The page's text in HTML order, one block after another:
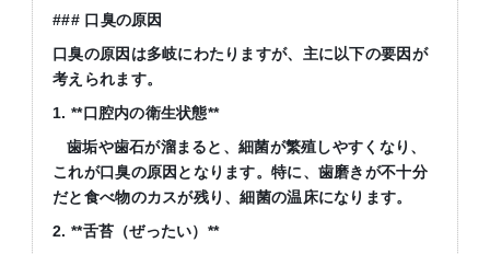
### 口臭の原因
口臭の原因は多岐にわたりますが、主に以下の要因が
考えられます。
1. **口腔内の衛生状態**
歯垢や歯石が溜まると、細菌が繁殖しやすくなり、
これが口臭の原因となります。特に、歯磨きが不十分
だと食べ物のカスが残り、細菌の温床になります。
2. **舌苔（ぜったい）**